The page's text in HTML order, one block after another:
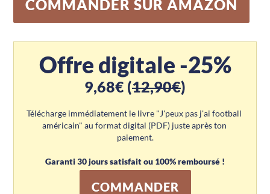
COMMANDER SUR AMAZON
Offre digitale -25%
9,68€ (12,90€)
Télécharge immédiatement le livre "J'peux pas j'ai football
américain" au format digital (PDF) juste après ton
paiement.
Garanti 30 jours satisfait ou 100% remboursé !
COMMANDER